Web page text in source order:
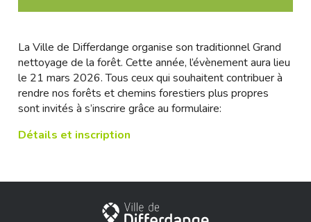
La Ville de Differdange organise son traditionnel Grand
nettoyage de la forêt. Cette année, l’évènement aura lieu
le 21 mars 2026. Tous ceux qui souhaitent contribuer à
rendre nos forêts et chemins forestiers plus propres
sont invités à s’inscrire grâce au formulaire:
Détails et inscription
Stadt Differdingen